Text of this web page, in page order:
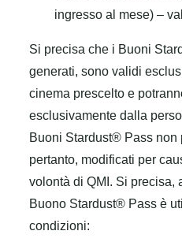
ingresso al mese) –
Si precisa che i Buoni
generati, sono validi
cinema prescelto e
esclusivamente dalla
Buoni Stardust® Pass non
pertanto, modificati per
volontà di QMI. Si precisa,
Buono Stardust® Pass è
condizioni: